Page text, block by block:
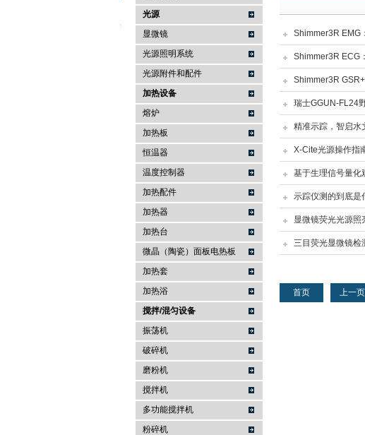
武汉提沃克科技有限公司
光源
显微镜
光源照明系统
光源附件和配件
加热设备
熔炉
加热板
恒温器
温度控制器
加热配件
加热器
加热台
微晶（陶瓷）面板电热板
加热套
加热浴
搅拌/混匀设备
振荡机
破碎机
磨粉机
搅拌机
多功能搅拌机
粉碎机
Shimmer3R EMG
Shimmer3R ECG
Shimmer3R
瑞士GGUN-FL24
精准示踪，智启
X-Cite光源操作指
基于生理信号量化
示踪仪测的到底是
显微镜荧光光源照
三目荧光显微镜检
首页 上一页